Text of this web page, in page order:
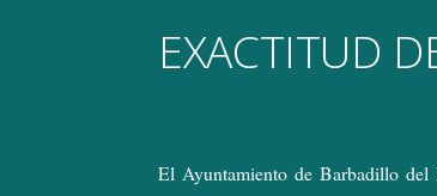
EXACTITUD
El Ayuntamiento de Barbadillo del